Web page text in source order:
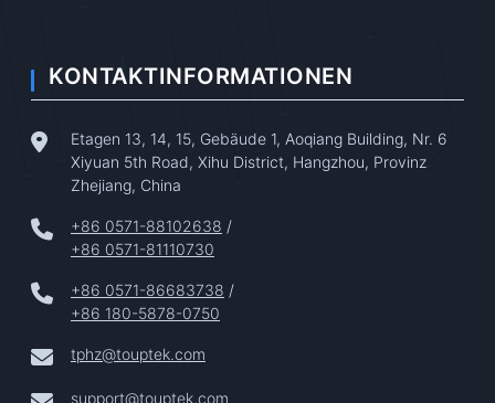
KONTAKTINFORMATIONEN
Etagen 13, 14, 15, Gebäude 1, Aoqiang Building, Nr. 6
Xiyuan 5th Road, Xihu District, Hangzhou, Provinz
Zhejiang, China
+86 0571-88102638 /
+86 0571-81110730
+86 0571-86683738 /
+86 180-5878-0750
tphz@touptek.com
support@touptek.com